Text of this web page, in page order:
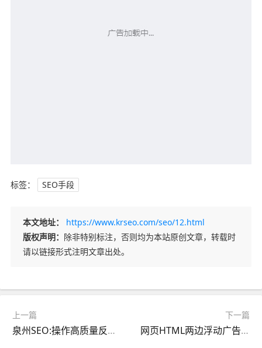
标签： SEO手段
本文地址：
https://www.krseo.com/seo/12.html
版权声明： 除非特别标注，否则均为本站原创文章，转载时
请以链接形式注明文章出处。
上一篇
泉州SEO:操作高质量反向链接的渠道与技巧
下一篇
网页HTML两边浮动广告JS代码-图片带关闭按钮